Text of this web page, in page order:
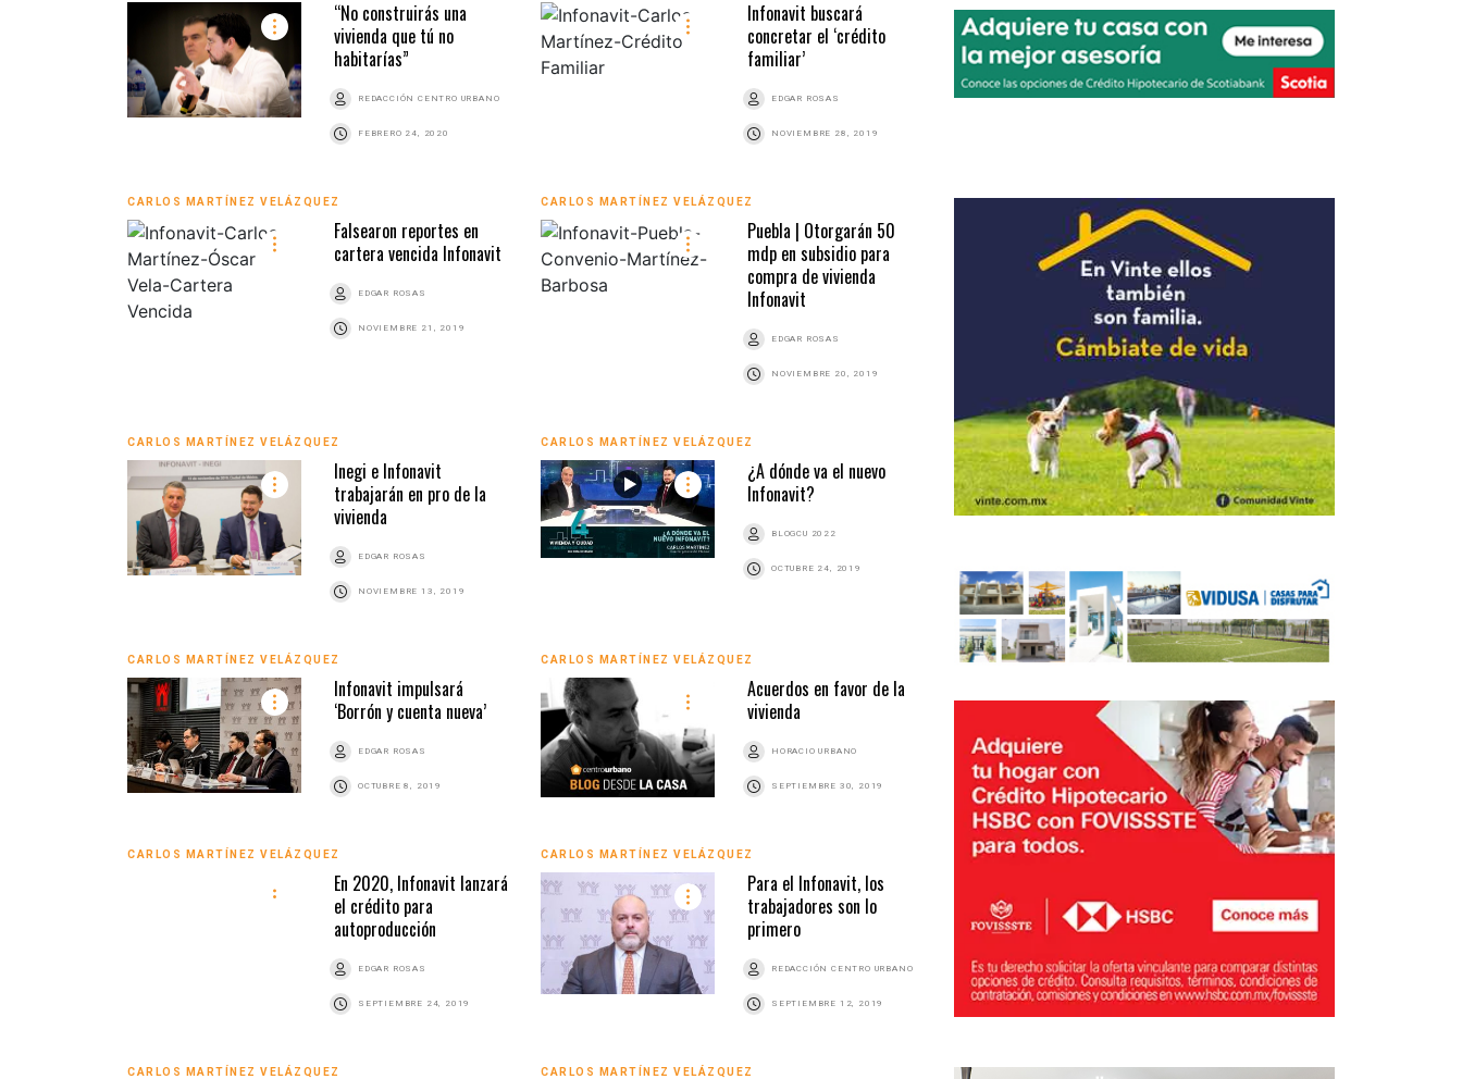
“No construirás una
vivienda que tú no
habitarías”
REDACCIÓN CENTRO URBANO
FEBRERO 24, 2020
Infonavit buscará
concretar el ‘crédito
familiar’
EDGAR ROSAS
NOVIEMBRE 28, 2019
CARLOS MARTÍNEZ VELÁZQUEZ
Falsearon reportes en
cartera vencida Infonavit
EDGAR ROSAS
NOVIEMBRE 21, 2019
CARLOS MARTÍNEZ VELÁZQUEZ
Puebla | Otorgarán 50
mdp en subsidio para
compra de vivienda
Infonavit
EDGAR ROSAS
NOVIEMBRE 20, 2019
CARLOS MARTÍNEZ VELÁZQUEZ
Inegi e Infonavit
trabajarán en pro de la
vivienda
EDGAR ROSAS
NOVIEMBRE 13, 2019
CARLOS MARTÍNEZ VELÁZQUEZ
¿A dónde va el nuevo
Infonavit?
BLOGCU 2022
OCTUBRE 24, 2019
CARLOS MARTÍNEZ VELÁZQUEZ
Infonavit impulsará
‘Borrón y cuenta nueva’
EDGAR ROSAS
OCTUBRE 8, 2019
CARLOS MARTÍNEZ VELÁZQUEZ
Acuerdos en favor de la
vivienda
HORACIO URBANO
SEPTIEMBRE 30, 2019
CARLOS MARTÍNEZ VELÁZQUEZ
En 2020, Infonavit lanzará
el crédito para
autoproducción
EDGAR ROSAS
SEPTIEMBRE 24, 2019
CARLOS MARTÍNEZ VELÁZQUEZ
Para el Infonavit, los
trabajadores son lo
primero
REDACCIÓN CENTRO URBANO
SEPTIEMBRE 12, 2019
CARLOS MARTÍNEZ VELÁZQUEZ CARLOS MARTÍNEZ VELÁZQUEZ